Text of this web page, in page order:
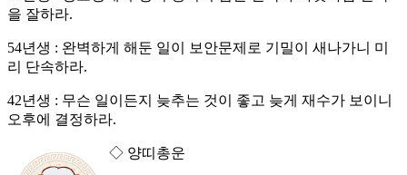
을 잘하라.
54년생 : 완벽하게 해둔 일이 보안문제로 기밀이 새나가니 미
리 단속하라.
42년생 : 무슨 일이든지 늦추는 것이 좋고 늦게 재수가 보이니
오후에 결정하라.
◇ 양띠총운